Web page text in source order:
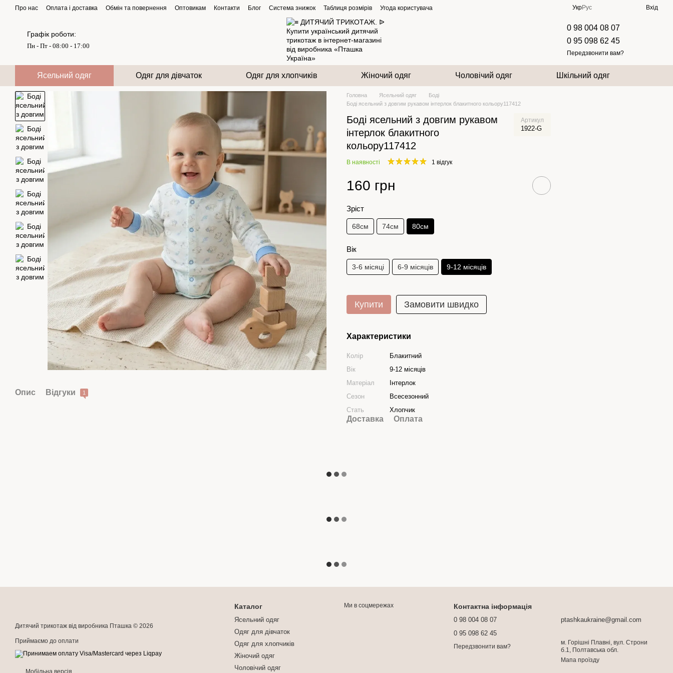
Перейти до основного контенту
Про нас Оплата і доставка Обмін та повернення Оптовикам Контакти Блог Система знижок Таблиця розмірів Угода користувача УкрРус Вхід
Графік роботи:
Пн - Пт - 08:00 - 17:00
0 98 004 08 07
0 95 098 62 45
Передзвонити вам?
Ясельний одяг Одяг для дівчаток Одяг для хлопчиків Жіночий одяг Чоловічий одяг Шкільний одяг
Опис Відгуки 1
Головна Ясельний одяг
Боді
Боді ясельний з довгим рукавом інтерлок блакитного кольору117412
Боді ясельний з довгим рукавом
інтерлок блакитного
кольору117412
Артикул
1922-G
В наявності 1 відгук
160 грн
Зріст
68см 74см 80см
Вік
3-6 місяці 6-9 місяців 9-12 місяців
Купити Замовити швидко
Характеристики
Колір
Блакитний
Вік
9-12 місяців
Матеріал
Інтерлок
Сезон
Всесезонний
Стать
Хлопчик
Доставка Оплата
Дитячий трикотаж від виробника Пташка © 2026
Приймаємо до оплати
Мобільна версія
Каталог
Ясельний одяг
Одяг для дівчаток
Одяг для хлопчиків
Жіночий одяг
Чоловічий одяг
Ми в соцмережах Контактна інформація
0 98 004 08 07
0 95 098 62 45
Передзвонити вам?
ptashkaukraine@gmail.com
м. Горішні Плавні, вул. Строни
б.1, Полтавська обл.
Мапа проїзду